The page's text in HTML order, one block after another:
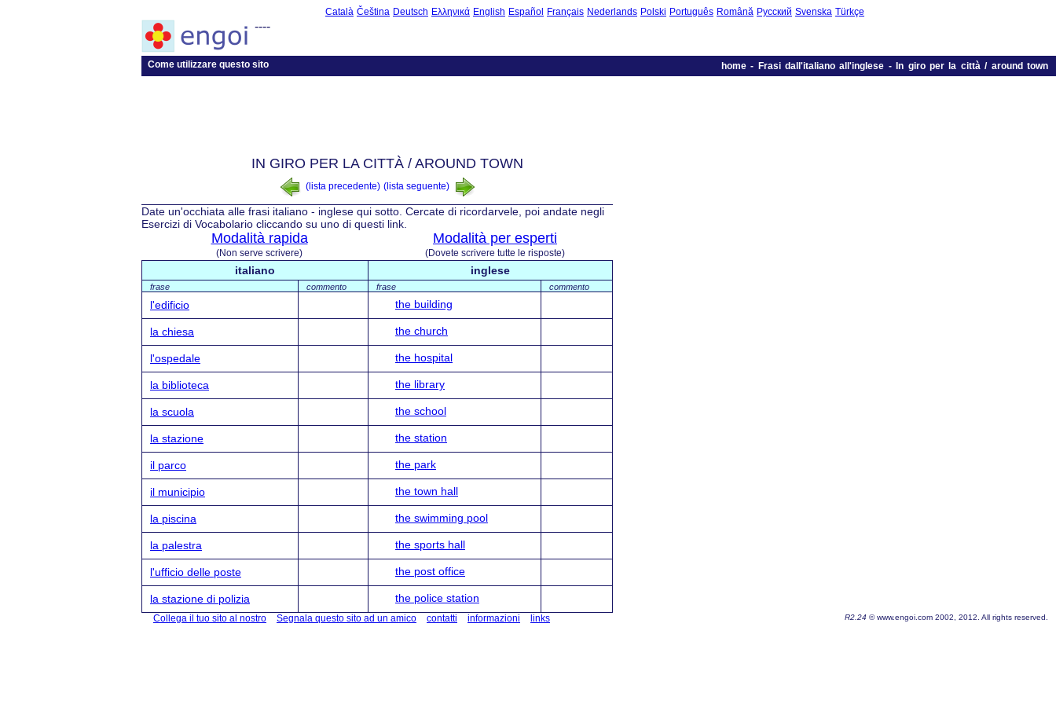
Català Čeština Deutsch Ελληνικά English Español Français Nederlands Polski Português Română Русский Svenska Türkçe
----
Come utilizzare questo sito home- Frasi dall'italiano all'inglese - In giro per la città / around town
IN GIRO PER LA CITTÀ / AROUND TOWN
(lista precedente) (lista seguente)
Date un'occhiata alle frasi italiano - inglese qui sotto. Cercate di ricordarvele, poi andate negli
Esercizi di Vocabolario cliccando su uno di questi link.
Modalità rapida
(Non serve scrivere)
Modalità per esperti
(Dovete scrivere tutte le risposte)
italiano inglese
frase commento frase commento
l'edificio the building
la chiesa the church
l'ospedale the hospital
la biblioteca the library
la scuola the school
la stazione the station
il parco the park
il municipio the town hall
la piscina the swimming pool
la palestra the sports hall
l'ufficio delle poste the post office
la stazione di polizia the police station
Collega il tuo sito al nostro Segnala questo sito ad un amico contatti informazioni links R2.24 © www.engoi.com 2002, 2012. All rights reserved.